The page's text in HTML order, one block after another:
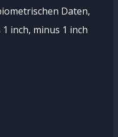
Daten,
inch, minus 1 inch